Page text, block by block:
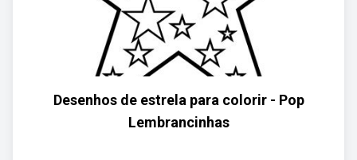
Desenhos de estrela para colorir - Pop
Lembrancinhas